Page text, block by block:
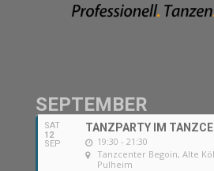
SEPTEMBER
SAT
12
SEP
TANZPARTY IM
19:30 - 21:30
Tanzcenter Begoin, Alte
Pulheim